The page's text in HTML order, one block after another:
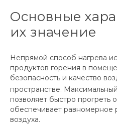
Основные
их значение
Непрямой способ нагрева
продуктов горения в
безопасность и качество
пространстве.
позволяет быстро
обеспечивает равномерное
воздуха.